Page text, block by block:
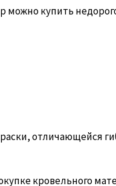
купить
отличающейся
кровельного